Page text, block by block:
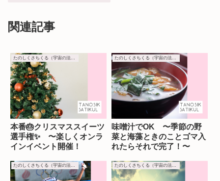
関連記事
本番🎂クリスマススイーツ
選手権✨ 〜楽しくオンラ
インイベント開催！
味噌汁でOK 〜季節の野
菜と海藻ときのことゴマ入
れたらそれで完了！〜
たのしくさちくる（宇宙の法則） たのしくさちくる（宇宙の法則）